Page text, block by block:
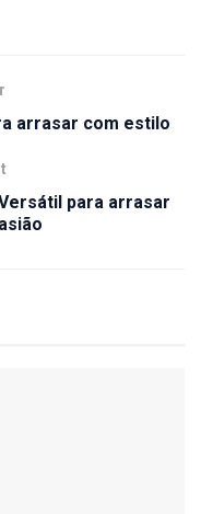
arrasar com estilo
para arrasar